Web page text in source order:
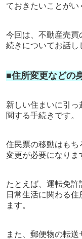
ておきたいことがい
今回は、不動産売買
続きについてお話し
■住所変更などの
新しい住まいに引っ
関する手続きです。
住民票の移動はもち
変更が必要になりま
たとえば、運転免許
日常生活に関わる
ます。
また、郵便物の転